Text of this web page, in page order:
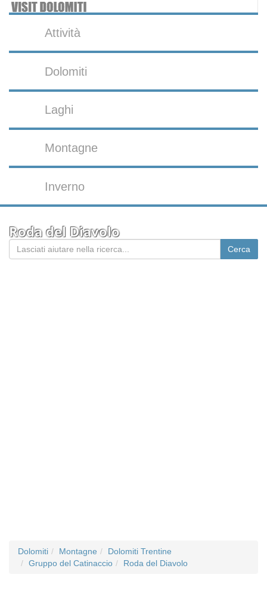
Attività
Dolomiti
Laghi
Montagne
Inverno
Roda del Diavolo
Dolomiti Montagne
Dolomiti Trentine
Gruppo del Catinaccio
Roda del Diavolo